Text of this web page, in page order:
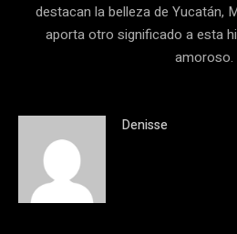
destacan la belleza de Yucatán,
aporta otro significado a esta
amoroso.
Denisse